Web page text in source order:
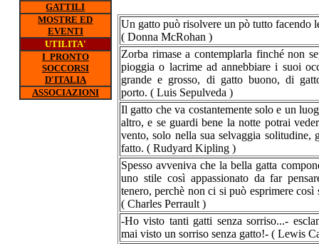
Un gatto può risolvere un pò tutto facendo
( Donna McRohan )
Zorba rimase a contemplarla finché non
pioggia o lacrime ad annebbiare i suoi
grande e grosso, di gatto buono, di
porto. ( Luis Sepulveda )
Il gatto che va costantemente solo e un
altro, e se guardi bene la notte potrai
vento, solo nella sua selvaggia solitudine,
fatto. ( Rudyard Kipling )
Spesso avveniva che la bella gatta
uno stile così appassionato da far
tenero, perchè non ci si può esprimere così
( Charles Perrault )
-Ho visto tanti gatti senza sorriso...-
mai visto un sorriso senza gatto!- ( Lewis
GATTILI
MOSTRE ED
EVENTI
UTILITA'
I PRONTO
SOCCORSI
D'ITALIA
ASSOCIAZIONI